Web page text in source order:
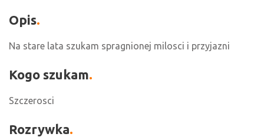
Opis
Na stare lata szukam spragnionej milosci i przyjazni
Kogo szukam
Szczerosci
Rozrywka